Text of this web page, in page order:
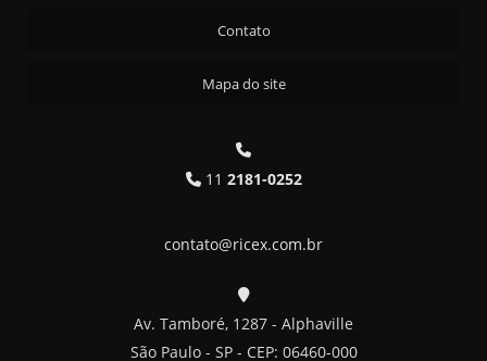
Contato
Mapa do site
11 2181-0252
contato@ricex.com.br
Av. Tamboré, 1287 - Alphaville
São Paulo - SP - CEP: 06460-000